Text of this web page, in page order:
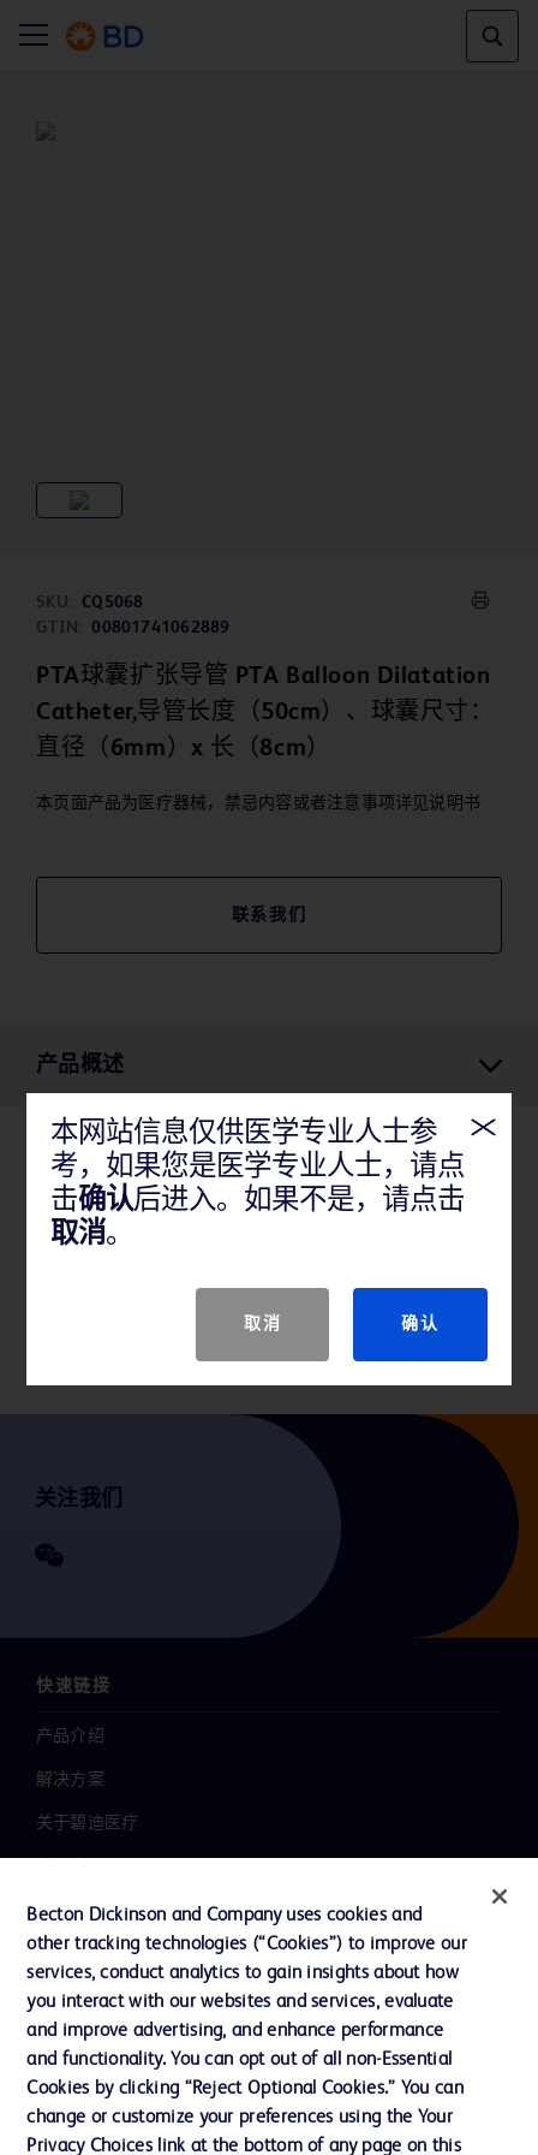
SKU:
CQ5068
GTIN:
00801741062889
PTA球囊扩张导管 PTA Balloon Dilatation
Catheter,导管长度（50cm）、球囊尺寸：
直径（6mm）x 长（8cm）
本页面产品为医疗器械，禁忌内容或者注意事项详见说明书
联系我们
产品概述
产品概述
推荐用于股动脉、髂动脉、和肾动脉的经皮腔内血管
荐本器械用于外周血管覆膜支架的后扩张。该导管不
关注我们
快速链接
产品介绍
解决方案
关于碧迪医疗
职业发展
联系我们
主动召回
联系我们
Cookie 政策
本网站信息仅供医学专业人士参
考，如果您是医学专业人士，请点
击确认后进入。如果不是，请点击
取消。
取消 确认
Becton Dickinson and Company uses cookies and
other tracking technologies (“Cookies”) to improve our
services, conduct analytics to gain insights about how
you interact with our websites and services, evaluate
and improve advertising, and enhance performance
and functionality. You can opt out of all non-Essential
Cookies by clicking “Reject Optional Cookies.” You can
change or customize your preferences using the Your
Privacy Choices link at the bottom of any page on this